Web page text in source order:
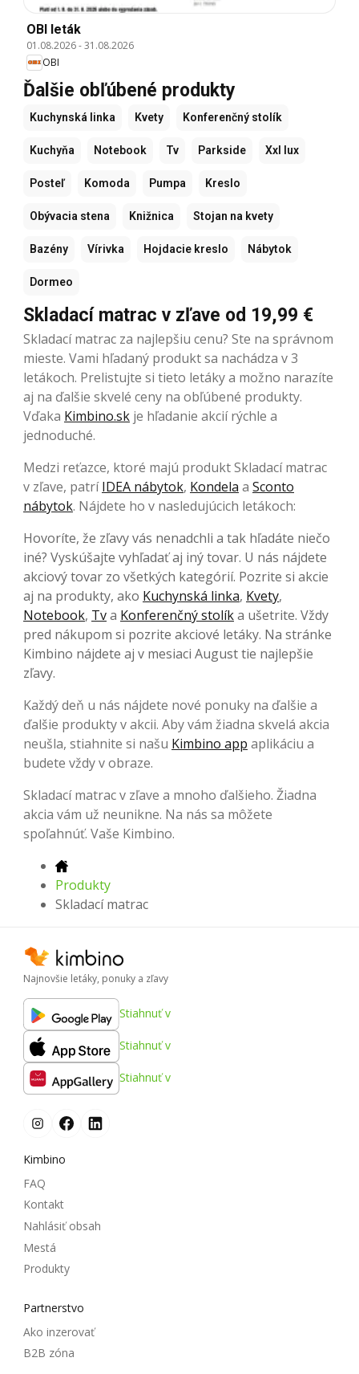
OBI leták
01.08.2026-31.08.2026
OBI
Ďalšie obľúbené produkty
Kuchynská linka Kvety Konferenčný stolík
Kuchyňa Notebook Tv Parkside Xxl lux
Posteľ Komoda Pumpa Kreslo
Obývacia stena Knižnica Stojan na kvety
Bazény Vírivka Hojdacie kreslo Nábytok
Dormeo
Skladací matrac v zľave od 19,99 €
Skladací matrac za najlepšiu cenu? Ste na správnom
mieste. Vami hľadaný produkt sa nachádza v 3
letákoch. Prelistujte si tieto letáky a možno narazíte
aj na ďalšie skvelé ceny na obľúbené produkty.
Vďaka Kimbino.sk je hľadanie akcií rýchle a
jednoduché.
Medzi reťazce, ktoré majú produkt Skladací matrac
v zľave, patríIDEA nábytok, Kondela a Sconto
nábytok. Nájdete ho v nasledujúcich letákoch:
Hovoríte, že zľavy vás nenadchli a tak hľadáte niečo
iné? Vyskúšajte vyhľadať aj iný tovar. U nás nájdete
akciový tovar zo všetkých kategórií. Pozrite si akcie
aj na produkty, ako Kuchynská linka, Kvety,
Notebook, Tva Konferenčný stolíka ušetrite. Vždy
pred nákupom si pozrite akciové letáky. Na stránke
Kimbino nájdete aj v mesiaci August tie najlepšie
zľavy.
Každý deň u nás nájdete nové ponuky na ďalšie a
ďalšie produkty v akcii. Aby vám žiadna skvelá akcia
neušla, stiahnite si našu Kimbino app aplikáciu a
budete vždy v obraze.
Skladací matrac v zľave a mnoho ďalšieho. Žiadna
akcia vám už neunikne. Na nás sa môžete
spoľahnúť. Vaše Kimbino.
Produkty
Skladací matrac
Najnovšie letáky, ponuky a zľavy
Stiahnuť v
Stiahnuť v
Stiahnuť v
Kimbino
FAQ
Kontakt
Nahlásiť obsah
Mestá
Produkty
Partnerstvo
Ako inzerovať
B2B zóna